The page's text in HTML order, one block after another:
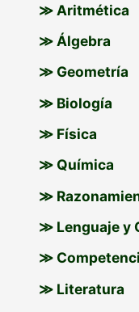
≫ Aritmética
≫ Álgebra
≫ Geometría
≫ Biología
≫ Física
≫ Química
≫
≫ Lenguaje y
≫
≫ Literatura